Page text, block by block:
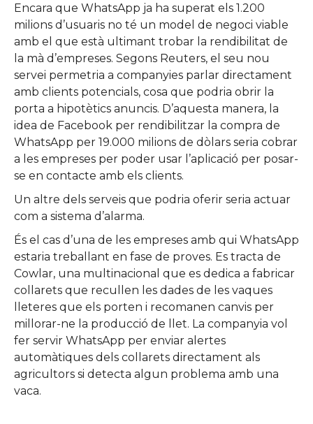
Encara que WhatsApp ja ha superat els 1.200
milions d’usuaris no té un model de negoci viable
amb el que està ultimant trobar la rendibilitat de
la mà d’empreses. Segons Reuters, el seu nou
servei permetria a companyies parlar directament
amb clients potencials, cosa que podria obrir la
porta a hipotètics anuncis. D’aquesta manera, la
idea de Facebook per rendibilitzar la compra de
WhatsApp per 19.000 milions de dòlars seria cobrar
a les empreses per poder usar l’aplicació per posar-
se en contacte amb els clients.
Un altre dels serveis que podria oferir seria actuar
com a sistema d’alarma.
És el cas d’una de les empreses amb qui WhatsApp
estaria treballant en fase de proves. Es tracta de
Cowlar, una multinacional que es dedica a fabricar
collarets que recullen les dades de les vaques
lleteres que els porten i recomanen canvis per
millorar-ne la producció de llet. La companyia vol
fer servir WhatsApp per enviar alertes
automàtiques dels collarets directament als
agricultors si detecta algun problema amb una
vaca.